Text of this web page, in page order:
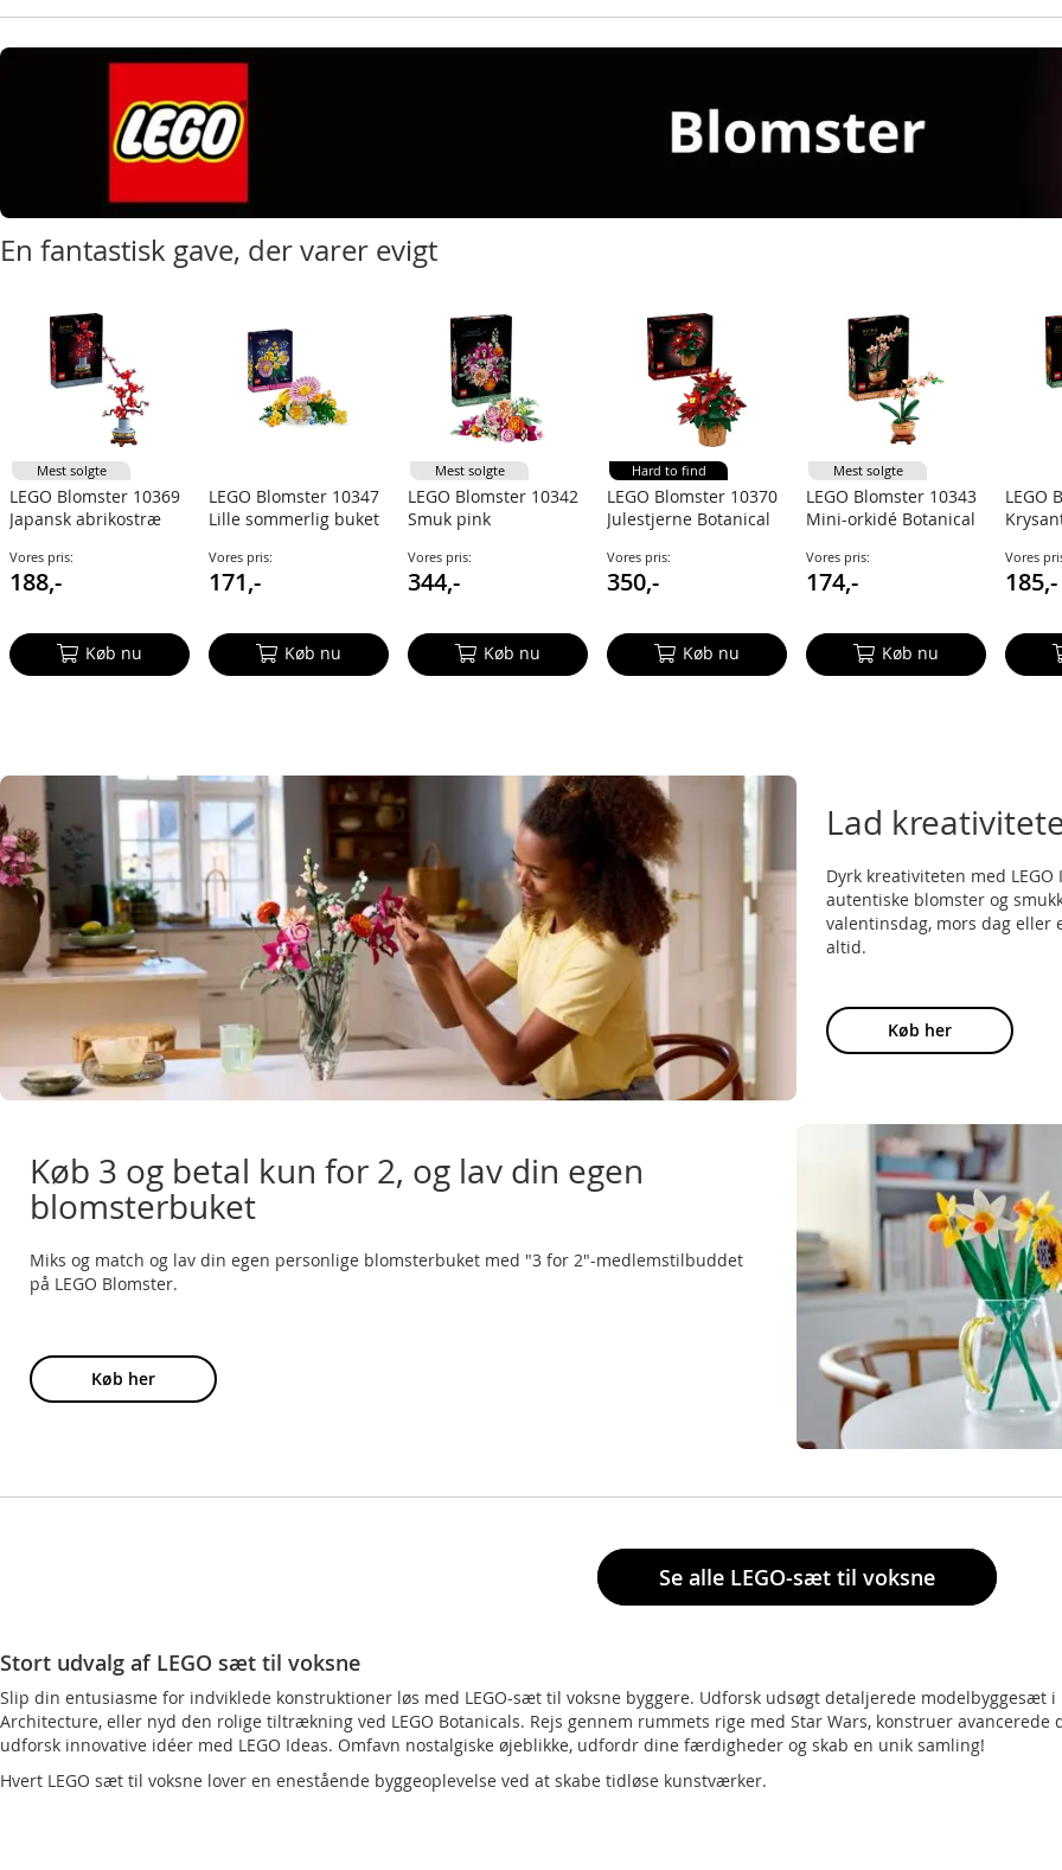
En fantastisk gave, der varer evigt
LEGO Blomster 10369
Japansk abrikostræ
Vores pris:
188,-
Køb nu
Mest solgte
LEGO Blomster 10347
Lille sommerlig buket
Vores pris:
171,-
Køb nu
LEGO Blomster 10342
Smuk pink
Botanical Collection
Vores pris:
344,-
Køb nu
Mest solgte
LEGO Blomster 10370
Julestjerne Botanical
Vores pris:
350,-
Køb nu
Hard to find
LEGO Blomster 10343
Mini-orkidé Botanical
Vores pris:
174,-
Køb nu
Mest solgte
LEGO
Vores
185,-
Lad
Dyrk kreativiteten med
autentiske blomster og
valentinsdag, mors dag
altid.
Køb her
Køb 3 og betal kun for 2, og lav din egen
blomsterbuket
Miks og match og lav din egen personlige blomsterbuket med "3 for 2"-medlemstilbuddet
på LEGO Blomster.
Køb her
Se alle LEGO-sæt til voksne
Stort udvalg af LEGO sæt til voksne
Slip din entusiasme for indviklede konstruktioner løs med LEGO-sæt til voksne byggere. Udforsk udsøgt detaljerede modelbyggesæt i
Architecture, eller nyd den rolige tiltrækning ved LEGO Botanicals. Rejs gennem rummets rige med Star Wars, konstruer avancerede
udforsk innovative idéer med LEGO Ideas. Omfavn nostalgiske øjeblikke, udfordr dine færdigheder og skab en unik samling!
Hvert LEGO sæt til voksne lover en enestående byggeoplevelse ved at skabe tidløse kunstværker.